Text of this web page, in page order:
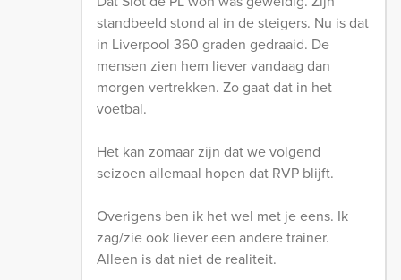
standbeeld stond al in de steigers. Nu is dat
in Liverpool 360 graden gedraaid. De
mensen zien hem liever vandaag dan
morgen vertrekken. Zo gaat dat in het
voetbal.
Het kan zomaar zijn dat we volgend
seizoen allemaal hopen dat RVP blijft.
Overigens ben ik het wel met je eens. Ik
zag/zie ook liever een andere trainer.
Alleen is dat niet de realiteit.